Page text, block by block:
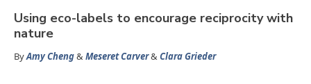
Using eco-labels to encourage reciprocity with
nature
ByAmy Cheng&Meseret Carver&Clara Grieder